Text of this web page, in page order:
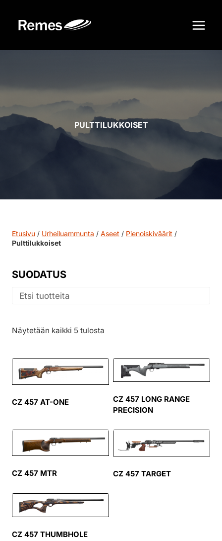
sisältöön
PULTTILUKKOISET
Näytetään kaikki 5 tulosta
CZ 457 AT-ONE
CZ 457 LONG RANGE
PRECISION
CZ 457 MTR CZ 457 TARGET
CZ 457 THUMBHOLE
Etusivu / Urheiluammunta / Aseet / Pienoiskiväärit /
Pulttilukkoiset
SUODATUS